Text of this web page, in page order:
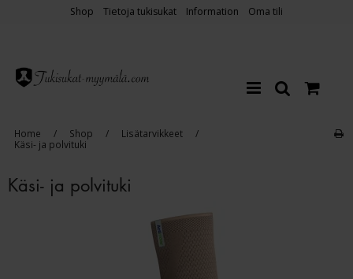
Shop Tietoja tukisukat Information Oma tili
Home / Shop / Lisätarvikkeet
/
Käsi- ja polvituki
Käsi- ja polvituki